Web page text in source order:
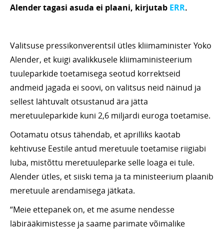
Alender tagasi asuda ei plaani, kirjutab ERR.
Valitsuse pressikonverentsil ütles kliimaminister Yoko
Alender, et kuigi avalikkusele kliimaministeerium
tuuleparkide toetamisega seotud korrektseid
andmeid jagada ei soovi, on valitsus neid näinud ja
sellest lähtuvalt otsustanud ära jätta
meretuuleparkide kuni 2,6 miljardi euroga toetamise.
Ootamatu otsus tähendab, et aprilliks kaotab
kehtivuse Eestile antud meretuule toetamise riigiabi
luba, mistõttu meretuuleparke selle loaga ei tule.
Alender ütles, et siiski tema ja ta ministeerium plaanib
meretuule arendamisega jätkata.
“Meie ettepanek on, et me asume nendesse
läbirääkimistesse ja saame parimate võimalike